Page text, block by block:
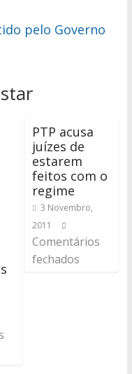
pelo Governo
PTP acusa
juízes de
estarem
feitos com o
regime
3 Novembro,
2011
Comentários
fechados